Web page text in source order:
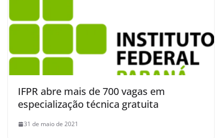
IFPR abre mais de 700 vagas em
especialização técnica gratuita
31 de maio de 2021